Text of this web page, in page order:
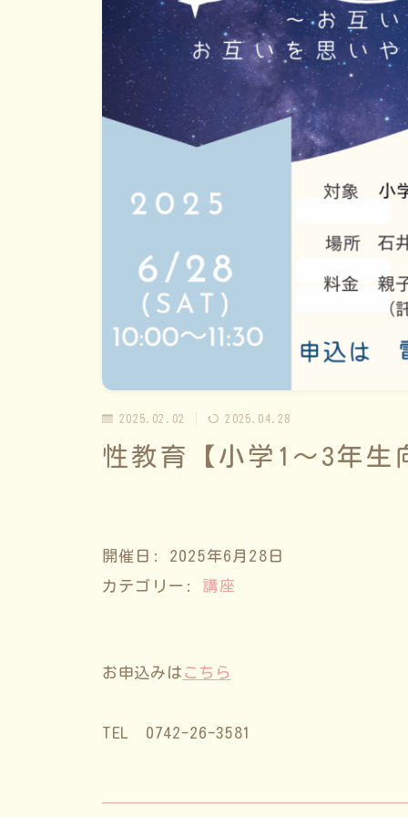
2025.02.02 2025.04.28
性教育【小学1～3年生
開催日: 2025年6月28日
カテゴリー: 講座
お申込みは こちら
TEL 0742-26-3581